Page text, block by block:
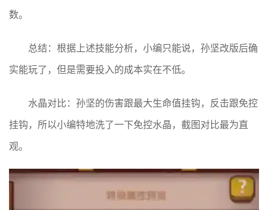
数。
总结：根据上述技能分析，小编只能说，孙坚改版后确
实能玩了，但是需要投入的成本实在不低。
水晶对比：孙坚的伤害跟最大生命值挂钩，反击跟免控
挂钩，所以小编特地洗了一下免控水晶，截图对比最为直
观。